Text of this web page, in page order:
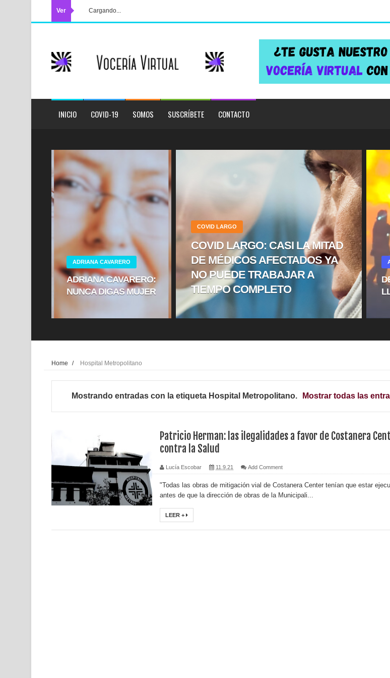
Ver Cargando...
INICIO COVID-19 SOMOS SUSCRÍBETE CONTACTO
ADRIANA CAVARERO
ADRIANA CAVARERO:
NUNCA DIGAS MUJER
COVID LARGO
COVID LARGO: CASI LA MITAD
DE MÉDICOS AFECTADOS YA
NO PUEDE TRABAJAR A
TIEMPO COMPLETO
Home / Hospital Metropolitano
Mostrando entradas con la etiqueta Hospital Metropolitano. Mostrar todas las
Patricio Herman: las ilegalidades a favor de Costanera
contra la Salud
Lucía Escobar 11.9.21 Add Comment
"Todas las obras de mitigación vial de Costanera Center tenían que estar
antes de que la dirección de obras de la Municipali...
LEER +